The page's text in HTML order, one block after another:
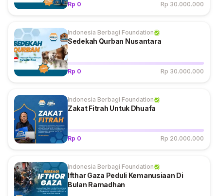
Rp 0 Rp 30.000.000
Indonesia Berbagi Foundation
Sedekah Qurban Nusantara
Rp 0 Rp 30.000.000
Indonesia Berbagi Foundation
Zakat Fitrah Untuk Dhuafa
Rp 0 Rp 20.000.000
Indonesia Berbagi Foundation
Ifthar Gaza Peduli Kemanusiaan Di
Bulan Ramadhan